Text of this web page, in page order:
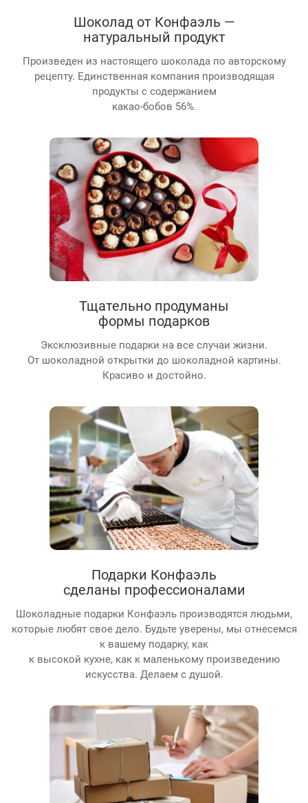
Шоколад от Конфаэль —
натуральный продукт
Произведен из настоящего шоколада по авторскому
рецепту. Единственная компания производящая
продукты с содержанием
какао-бобов 56%.
Тщательно продуманы
формы подарков
Эксклюзивные подарки на все случаи жизни.
От шоколадной открытки до шоколадной картины.
Красиво и достойно.
Подарки Конфаэль
сделаны профессионалами
Шоколадные подарки Конфаэль производятся людьми,
которые любят свое дело. Будьте уверены, мы отнесемся
к вашему подарку, как
к высокой кухне, как к маленькому произведению
искусства. Делаем с душой.